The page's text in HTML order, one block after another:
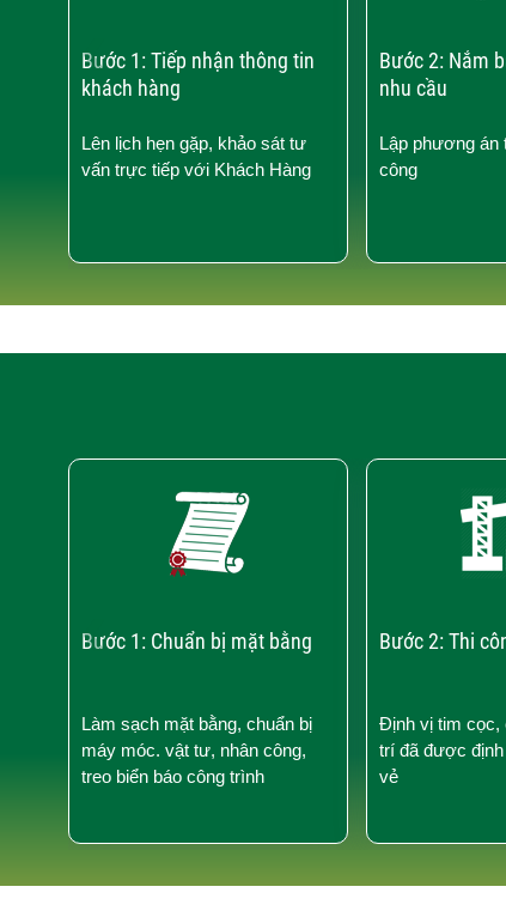
Bước 1: Tiếp nhận thông tin
khách hàng
Lên lịch hẹn gặp, khảo sát tư
vấn trực tiếp với Khách Hàng
Bước 2: Nắm
nhu cầu
Lập phương án
công
‹
Bước 1: Chuẩn bị mặt bằng
Làm sạch mặt bằng, chuẩn bị
máy móc. vật tư, nhân công,
treo biển báo công trình
Bước 2: Thi
Định vị tim cọc,
trí đã được
vẻ
‹